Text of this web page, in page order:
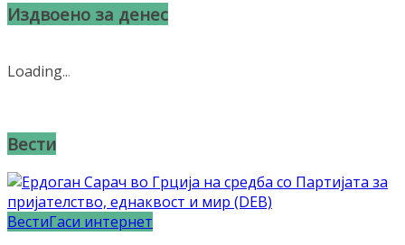
Издвоено за денес
Loading...
Вести
ВестиГаси интернет